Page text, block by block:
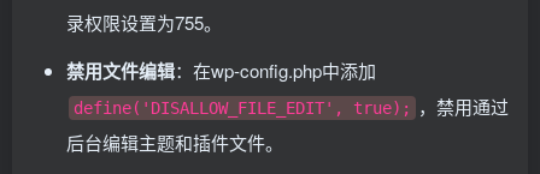
录权限设置为755。
禁用文件编辑：在wp-config.php中添加
define('DISALLOW_FILE_EDIT', true);
，禁用通过
后台编辑主题和插件文件。